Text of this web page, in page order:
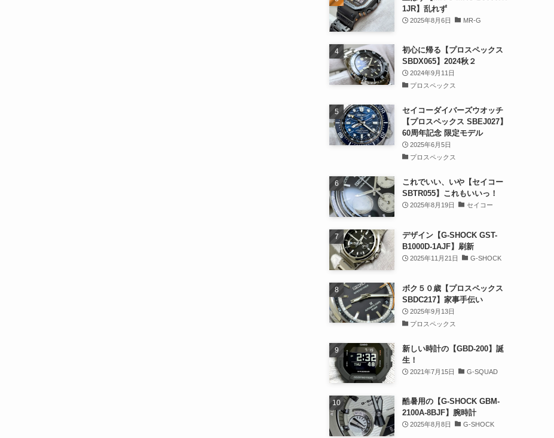
1JR】乱れず
2025年8月6日 MR-G
初心に帰る【プロスペックス
SBDX065】2024秋２
2024年9月11日
プロスペックス
セイコーダイバーズウオッチ
【プロスペックス SBEJ027】
60周年記念 限定モデル
2025年6月5日
プロスペックス
これでいい、いや【セイコー
SBTR055】これもいいっ！
2025年8月19日 セイコー
デザイン【G-SHOCK GST-
B1000D-1AJF】刷新
2025年11月21日 G-SHOCK
ボク５０歳【プロスペックス
SBDC217】家事手伝い
2025年9月13日
プロスペックス
新しい時計の【GBD-200】誕
生！
2021年7月15日 G-SQUAD
酷暑用の【G-SHOCK GBM-
2100A-8BJF】腕時計
2025年8月8日 G-SHOCK